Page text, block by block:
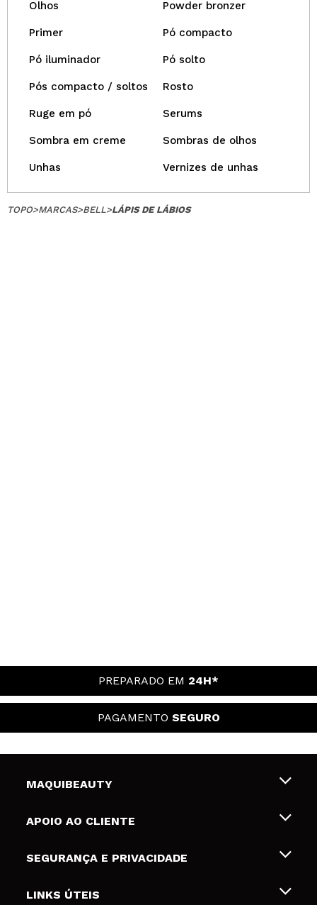
Olhos Powder bronzer
Primer Pó compacto
Pó iluminador Pó solto
Pós compacto / soltos Rosto
Ruge em pó Serums
Sombra em creme Sombras de olhos
Unhas Vernizes de unhas
TOPO>MARCAS>BELL>LÁPIS DE LÁBIOS
PREPARADO EM 24H*
PAGAMENTO SEGURO
MAQUIBEAUTY
Sobre nós
Gift Cards
APOIO AO CLIENTE
Envios e Devoluções
Formas de pagamento
SEGURANÇA E PRIVACIDADE
Termos e Privacidade
LINKS ÚTEIS